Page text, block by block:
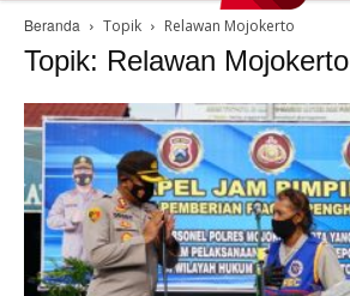
Beranda Topik Relawan Mojokerto
Topik: Relawan Mojokerto